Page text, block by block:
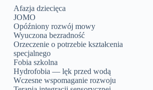
Afazja dziecięca
JOMO
Opóźniony rozwój mowy
Wyuczona bezradność
Orzeczenie o potrzebie kształcenia
specjalnego
Fobia szkolna
Hydrofobia — lęk przed wodą
Wczesne wspomaganie rozwoju